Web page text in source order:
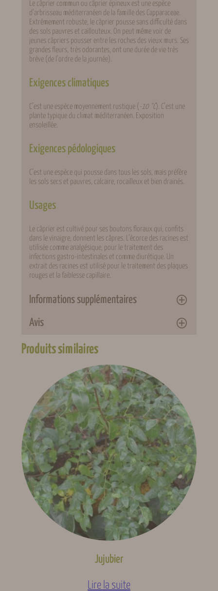
Le câprier commun ou câprier épineux est une espèce
d’arbrisseau méditerranéen de la famille des Capparaceae.
Extrêmement robuste, le câprier pousse sans difficulté dans
des sols pauvres et caillouteux. On peut même voir de
jeunes câpriers pousser entre les roches des vieux murs. Ses
grandes fleurs, très odorantes, ont une durée de vie très
brève (de l’ordre de la journée).
Exigences climatiques
C’est une espèce moyennement rustique ( -10 °C ). C’est une
plante typique du climat méditerranéen. Exposition
ensoleillée.
Exigences pédologiques
C’est une espèce qui pousse dans tous les sols, mais préfère
les sols secs et pauvres, calcaire, rocailleux et bien drainés.
Usages
Le câprier est cultivé pour ses boutons floraux qui, confits
dans le vinaigre, donnent les câpres. L’écorce des racines est
utilisée comme analgésique, pour le traitement des
infections gastro-intestinales et comme diurétique. Un
extrait des racines est utilisé pour le traitement des plaques
rouges et la faiblesse capillaire.
Informations supplémentaires
Conditionnement
Ensoleillement Héliophile
Fécondation Autofertile
Feuillage Caduque, Persistant
Floraison (Gard,
indicative)
Mai, Juin, Juillet,
Août
Fructification (Gard,
indicative)
Juin, Juillet, Août,
Septembre
Avis
0 avis pour Câprier
Il n’y a pas encore d’avis. Seuls les clients connectés ayant
acheté ce produit ont la possibilité de laisser un avis.Se
connecter
Produits similaires
Jujubier
Lire la suite